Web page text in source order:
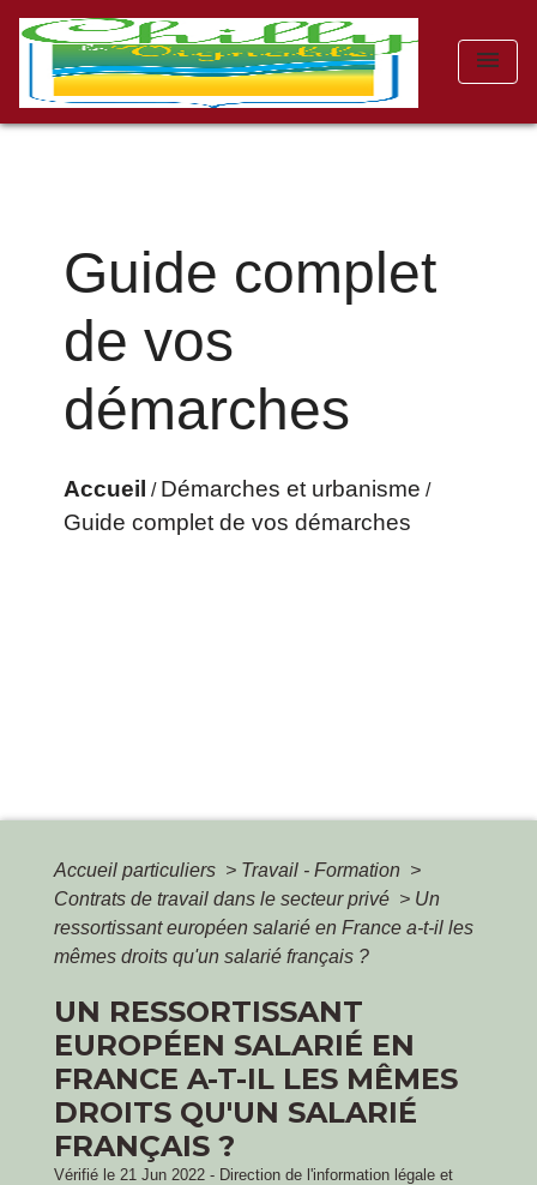
menu
Guide complet
de vos
démarches
Accueil / Démarches et urbanisme /
Guide complet de vos démarches
Accueil particuliers > Travail - Formation >
Contrats de travail dans le secteur privé > Un
ressortissant européen salarié en France a-t-il les
mêmes droits qu'un salarié français ?
UN RESSORTISSANT
EUROPÉEN SALARIÉ EN
FRANCE A-T-IL LES MÊMES
DROITS QU'UN SALARIÉ
FRANÇAIS ?
Vérifié le 21 Jun 2022 - Direction de l'information légale et